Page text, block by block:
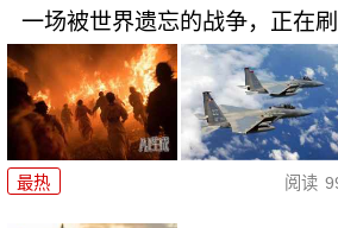
一场被世界遗忘的战争，正在
最热 阅读